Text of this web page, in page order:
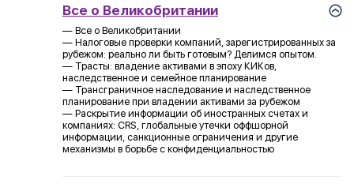
Все о Великобритании
— Все о Великобритании
— Налоговые проверки компаний, зарегистрированных за
рубежом: реально ли быть готовым? Делимся опытом.
— Трасты: владение активами в эпоху КИКов,
наследственное и семейное планирование
— Трансграничное наследование и наследственное
планирование при владении активами за рубежом
— Раскрытие информации об иностранных счетах и
компаниях: CRS, глобальные утечки оффшорной
информации, санкционные ограничения и другие
механизмы в борьбе с конфиденциальностью